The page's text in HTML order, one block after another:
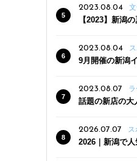
2023.08.04
【2023】新潟
2023.08.04
9月開催の新潟
2023.08.07
話題の新店の大
クーポン登場
2026.07.07 ス
2026｜新潟で